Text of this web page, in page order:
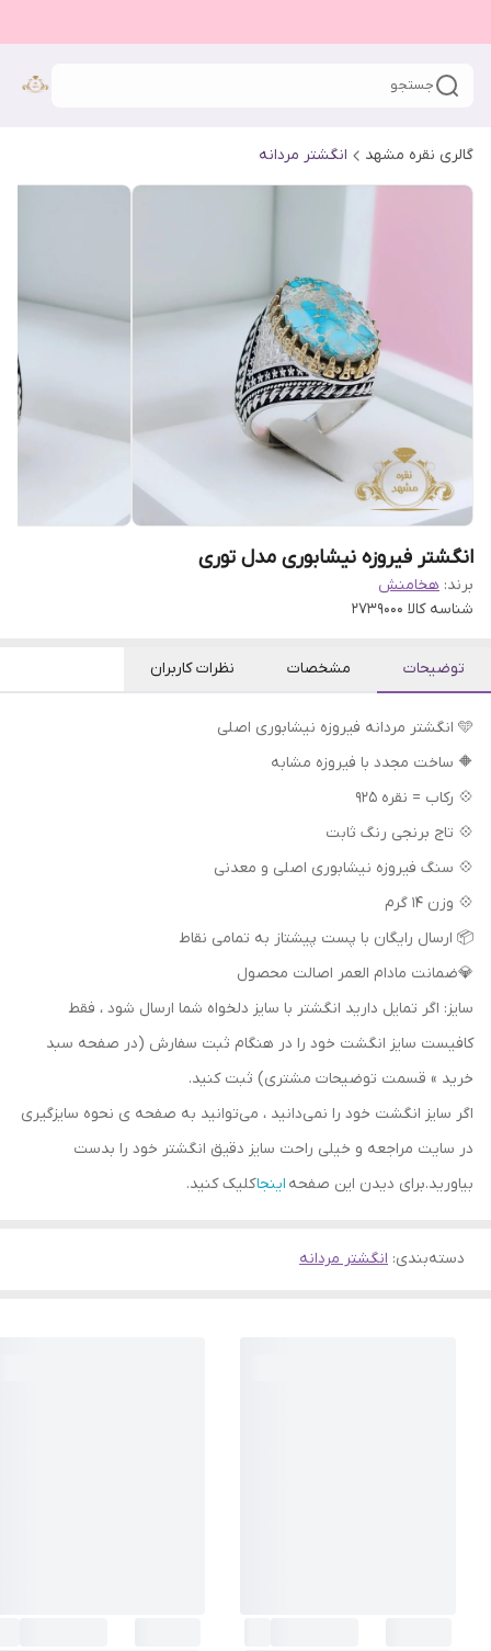
جستجو
گالری نقره مشهد انگشتر مردانه
انگشتر فیروزه نیشابوری مدل توری
برند: هخامنش
شناسه کالا 2739000
توضیحات مشخصات نظرات کاربران
🩵 انگشتر مردانه فیروزه نیشابوری اصلی
🔶 ساخت مجدد با فیروزه مشابه
💠 رکاب = نقره 925
💠 تاج برنجی رنگ ثابت
💠 سنگ فیروزه نیشابوری اصلی و معدنی
💠 وزن 14 گرم
📦 ارسال رایگان با پست پیشتاز به تمامی نقاط
💎ضمانت مادام العمر اصالت محصول
سایز: اگر تمایل دارید انگشتر با سایز دلخواه شما ارسال شود ، فقط
کافیست سایز انگشت خود را در هنگام ثبت سفارش (در صفحه سبد
خرید » قسمت توضیحات مشتری) ثبت کنید.
اگر سایز انگشت خود را نمی‌دانید ، می‌توانید به صفحه ی نحوه سایزگیری
در سایت مراجعه و خیلی راحت سایز دقیق انگشتر خود را بدست
بیاورید.برای دیدن این صفحه اینجاکلیک کنید.
دسته‌بندی: انگشتر مردانه